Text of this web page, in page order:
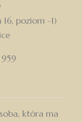
poziom -1)
959
która ma